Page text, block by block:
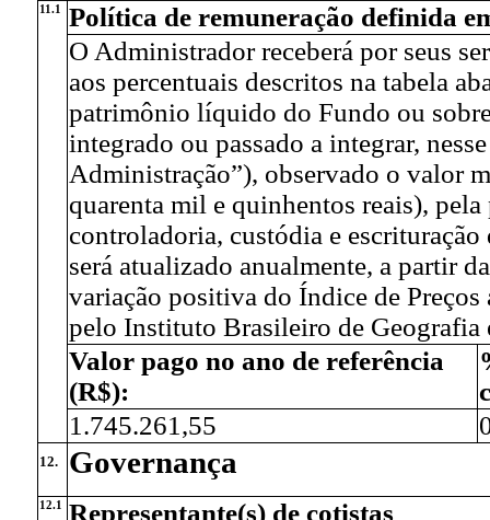
11.1
Política de remuneração definida
O Administrador receberá por seus
aos percentuais descritos na tabela
patrimônio líquido do Fundo ou
integrado ou passado a integrar,
Administração”), observado o valor
quarenta mil e quinhentos reais),
controladoria, custódia e
será atualizado anualmente, a partir
variação positiva do Índice de
pelo Instituto Brasileiro de
Valor pago no ano de referência
(R$):
1.745.261,55
12. Governança
12.1
Representante(s) de cotistas